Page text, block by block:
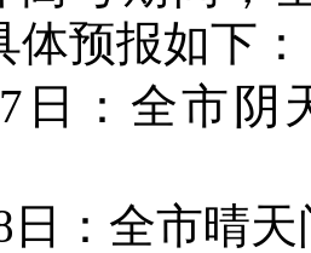
体预报如下：
日：全市阴
日：全市晴